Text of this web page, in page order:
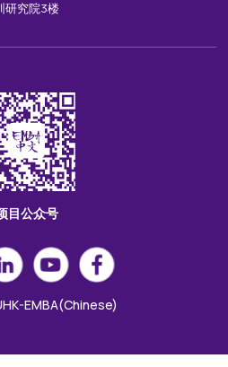
研究院3楼
目公众号
EMBA(Chinese)